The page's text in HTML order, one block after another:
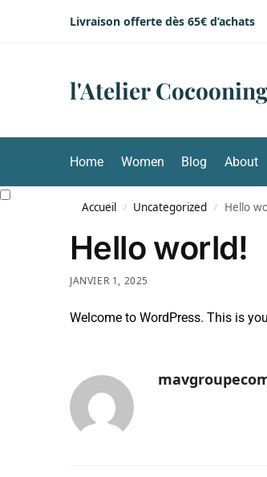
Livraison offerte dès 65€ d’achats
l'Atelier Cocooning
Home Women Blog About
Accueil / Uncategorized / Hello
Hello world!
JANVIER 1, 2025
Welcome to WordPress. This is